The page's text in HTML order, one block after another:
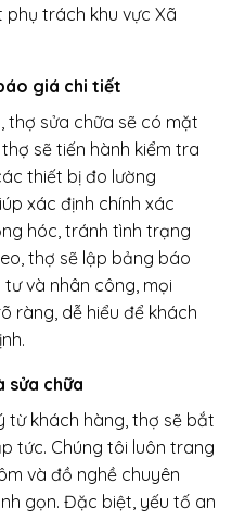
trách khu vực Xã
giá chi tiết
thợ sửa chữa sẽ có mặt
sẽ tiến hành kiểm tra
thiết bị đo lường
xác định chính xác
hóc, tránh tình trạng
thợ sẽ lập bảng báo
và nhân công, mọi
ràng, dễ hiểu để khách
sửa chữa
từ khách hàng, thợ sẽ bắt
tức. Chúng tôi luôn trang
và đồ nghề chuyên
gọn. Đặc biệt, yếu tố an